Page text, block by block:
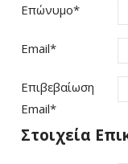
Επώνυμο*
Email*
Επιβεβαίωση
Email*
Στοιχεία